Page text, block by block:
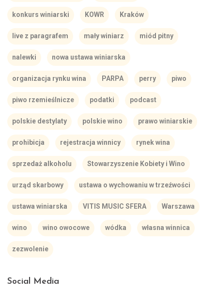
konkurs winiarski KOWR Kraków
live z paragrafem mały winiarz miód pitny
nalewki nowa ustawa winiarska
organizacja rynku wina PARPA perry piwo
piwo rzemieślnicze podatki podcast
polskie destylaty polskie wino prawo winiarskie
prohibicja rejestracja winnicy rynek wina
sprzedaż alkoholu Stowarzyszenie Kobiety i Wino
urząd skarbowy ustawa o wychowaniu w trzeźwości
ustawa winiarska VITIS MUSIC SFERA Warszawa
wino wino owocowe wódka własna winnica
zezwolenie
Social Media